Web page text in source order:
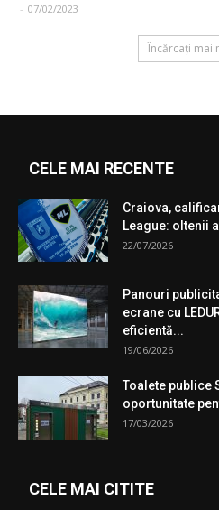
- 07/02/2023
Încărcați mai
CELE MAI RECENTE
Craiova,
League: oltenii
22/07/2026
Panouri
ecrane cu
eficientă...
19/06/2026
Toalete publice
oportunitate
17/03/2026
CELE MAI CITITE